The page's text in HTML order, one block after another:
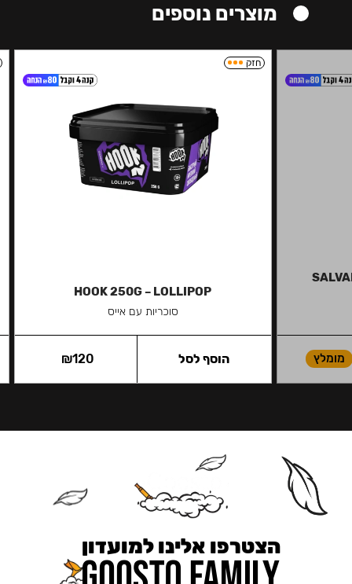
מוצרים נוספים
מומלץ
חזק
HOOK 250G – LOLLIPOP
סוכריות עם אייס
₪120 הוסף לסל
הצטרפו אלינו למועדון